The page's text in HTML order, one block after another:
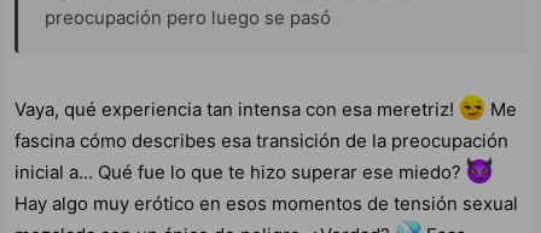
preocupación pero luego se pasó
Vaya, qué experiencia tan intensa con esa meretriz!
Me
fascina cómo describes esa transición de la preocupación
inicial a... Qué fue lo que te hizo superar ese miedo?
Hay algo muy erótico en esos momentos de tensión sexual